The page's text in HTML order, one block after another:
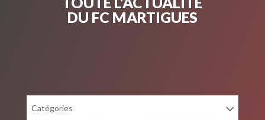
DU FC MARTIGUES
Catégories